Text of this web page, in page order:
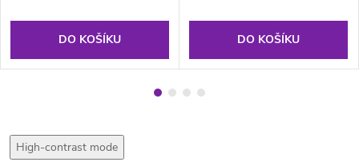
DO KOŠÍKU DO KOŠÍKU
High-contrast mode